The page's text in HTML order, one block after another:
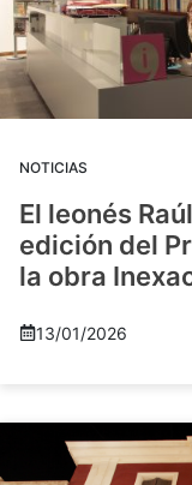
NOTICIAS
El leonés
edición del
la obra
13/01/2026